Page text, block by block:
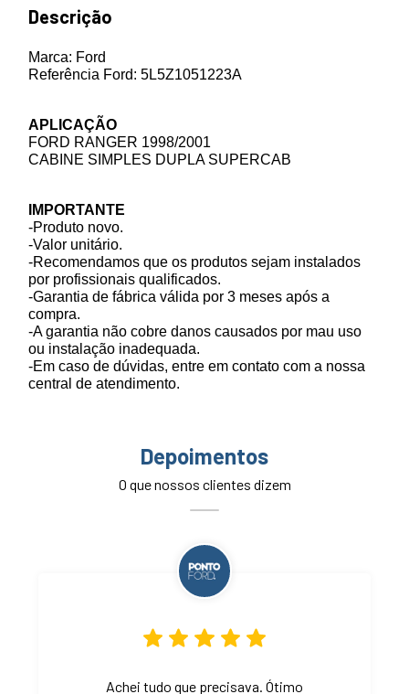
Descrição
Marca: Ford
Referência Ford: 5L5Z1051223A
APLICAÇÃO
FORD RANGER 1998/2001
CABINE SIMPLES DUPLA SUPERCAB
IMPORTANTE
-Produto novo.
-Valor unitário.
-Recomendamos que os produtos sejam instalados
por profissionais qualificados.
-Garantia de fábrica válida por 3 meses após a
compra.
-A garantia não cobre danos causados por mau uso
ou instalação inadequada.
-Em caso de dúvidas, entre em contato com a nossa
central de atendimento.
Depoimentos
O que nossos clientes dizem
Achei tudo que precisava. Ótimo